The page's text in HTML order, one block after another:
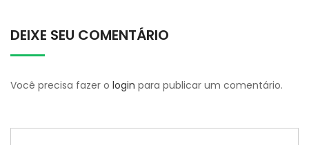
DEIXE SEU COMENTÁRIO
Você precisa fazer o login para publicar um comentário.